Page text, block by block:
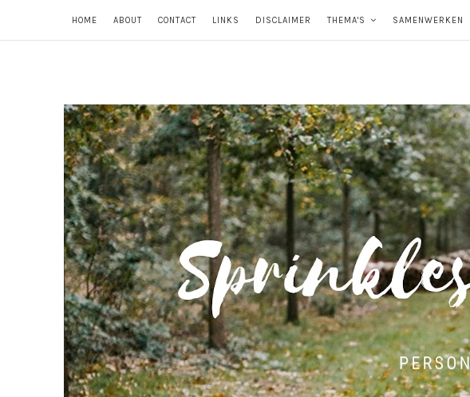
HOME ABOUT CONTACT LINKS DISCLAIMER THEMA'S SAMENWERKEN